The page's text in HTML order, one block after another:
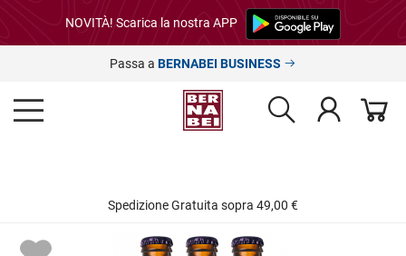
NOVITÀ! Scarica la nostra APP
Passa a BERNABEI BUSINESS
Spedizione Gratuita sopra 49,00 €